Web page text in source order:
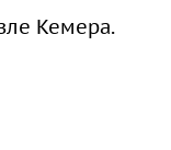
Кемера.